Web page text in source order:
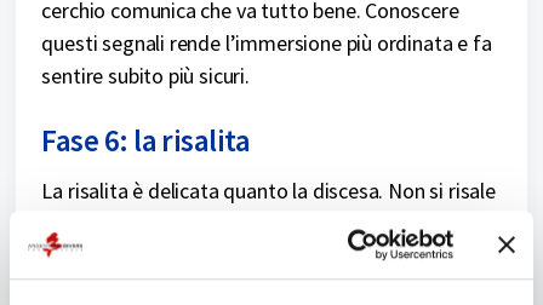
cerchio comunica che va tutto bene. Conoscere
questi segnali rende l’immersione più ordinata e fa
sentire subito più sicuri.
Fase 6: la risalita
La risalita è delicata quanto la discesa. Non si risale
mai in fretta: la velocità massima consigliata è di
circa
e, a 5 metri di profondità,
si effettua unasosta di sicurezza di 3 minuti.